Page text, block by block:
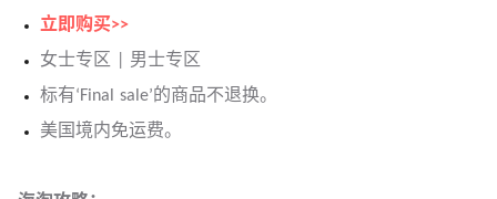
立即购买>>
女士专区 | 男士专区
标有‘Final sale’的商品不退换。
美国境内免运费。